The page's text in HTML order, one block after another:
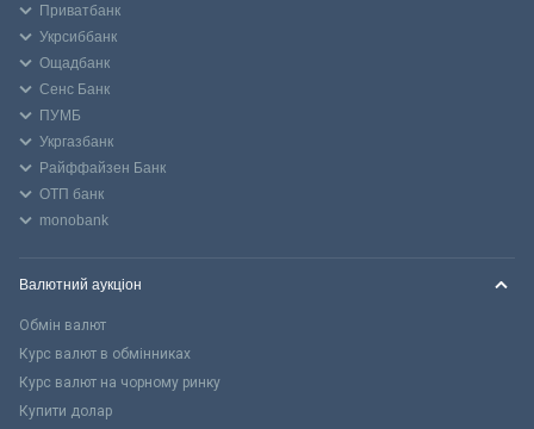
Приватбанк
Укрсиббанк
Ощадбанк
Сенс Банк
ПУМБ
Укргазбанк
Райффайзен Банк
ОТП банк
monobank
Валютний аукціон
Обмін валют
Курс валют в обмінниках
Курс валют на чорному ринку
Купити долар